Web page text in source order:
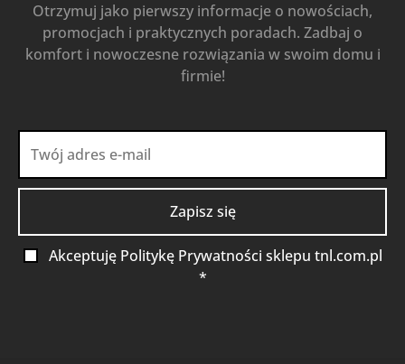
Otrzymuj jako pierwszy informacje o nowościach,
promocjach i praktycznych poradach. Zadbaj o
komfort i nowoczesne rozwiązania w swoim domu i
firmie!
Akceptuję Politykę Prywatności sklepu tnl.com.pl
*